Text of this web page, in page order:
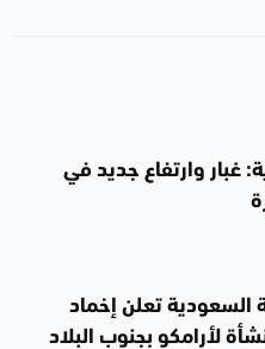
غبار وارتفاع جديد في
السعودية تعلن إخماد
لأرامكو بجنوب البلاد